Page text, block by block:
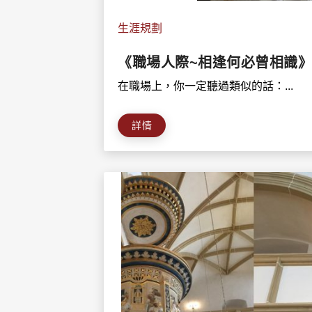
生涯規劃
《職場人際~相逢何必曾相識》
在職場上，你一定聽過類似的話：...
詳情